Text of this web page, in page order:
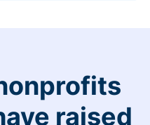
raised